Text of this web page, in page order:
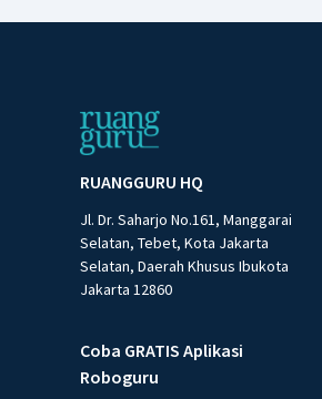
RUANGGURU HQ
Jl. Dr. Saharjo No.161, Manggarai
Selatan, Tebet, Kota Jakarta
Selatan, Daerah Khusus Ibukota
Jakarta 12860
Coba GRATIS Aplikasi
Roboguru